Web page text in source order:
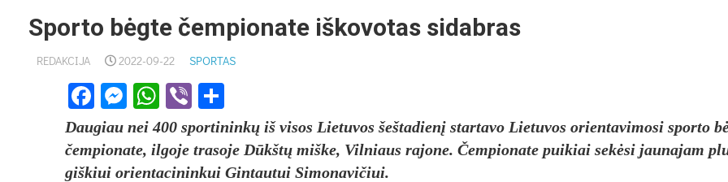
Sporto bėgte čempionate iškovotas sidabras
REDAKCIJA 2022-09-22 SPORTAS
Facebook
Messenger
WhatsApp
Viber
Dau­giau nei 400 spor­ti­ninkų iš vi­sos Lie­tu­vos šeš­ta­dienį star­ta­vo Lie­tu­vos orien­ta­vi­mo­si spor­to
čem­pio­na­te, il­go­je tra­so­je Dūkštų miš­ke, Vil­niaus ra­jo­ne. Čem­pio­na­te pui­kiai sekė­si jau­na­jam
giš­kiui orien­ta­ci­nin­kui Gin­tau­tui Si­mo­na­vi­čiui.